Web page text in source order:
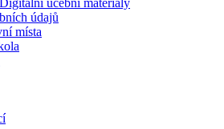
Digitální učební materiály
údajů
místa